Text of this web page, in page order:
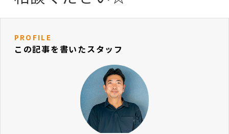
PROFILE
この記事を書いたスタッフ